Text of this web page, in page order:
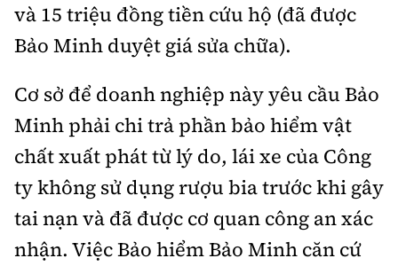
và 15 triệu đồng tiền cứu hộ (đã được
Bảo Minh duyệt giá sửa chữa).
Cơ sở để doanh nghiệp này yêu cầu Bảo
Minh phải chi trả phần bảo hiểm vật
chất xuất phát từ lý do, lái xe của Công
ty không sử dụng rượu bia trước khi gây
tai nạn và đã được cơ quan công an xác
nhận. Việc Bảo hiểm Bảo Minh căn cứ